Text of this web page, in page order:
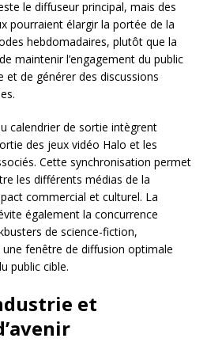
le diffuseur principal, mais des
pourraient élargir la portée de la
hebdomadaires, plutôt que la
maintenir l’engagement du public
et de générer des discussions
calendrier de sortie intègrent
des jeux vidéo Halo et les
Cette synchronisation permet
les différents médias de la
commercial et culturel. La
également la concurrence
de science-fiction,
fenêtre de diffusion optimale
public cible.
et